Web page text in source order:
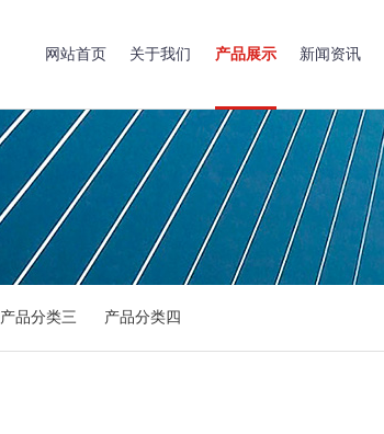
网站首页 关于我们 产品展示 新闻资讯
产品分类三 产品分类四